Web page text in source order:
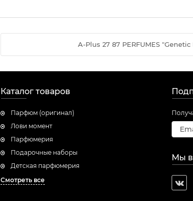
A-Plus 27 87 PERFUMES
Каталог товаров
Парфюм (оригинал)
Лови момент
Парфюмерия
Подарочные наборы
Детская парфюмерия
Смотреть все
Мы в